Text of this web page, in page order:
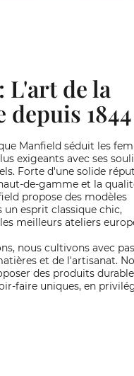
L'art de la
depuis 1844
Manfield séduit les
exigeants avec ses
Forte d'une solide
de-gamme et la
propose des modèles
esprit classique chic,
meilleurs ateliers
nous cultivons avec
et de l'artisanat.
des produits
faire uniques, en